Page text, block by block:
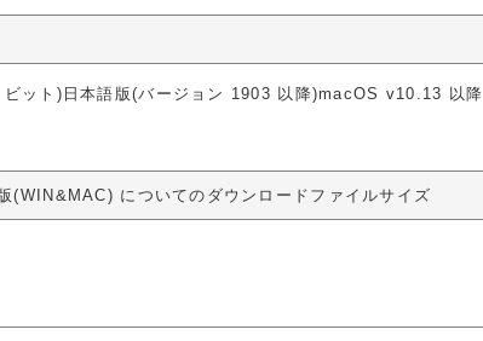
ット)日本語版(バージョン 1903 以降)macOS v10.13 以降
についてのダウンロードファイルサイズ